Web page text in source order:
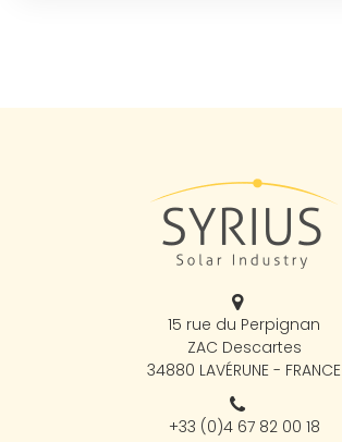
15 rue du Perpignan
ZAC Descartes
34880 LAVÉRUNE - FRANCE
+33 (0)4 67 82 00 18